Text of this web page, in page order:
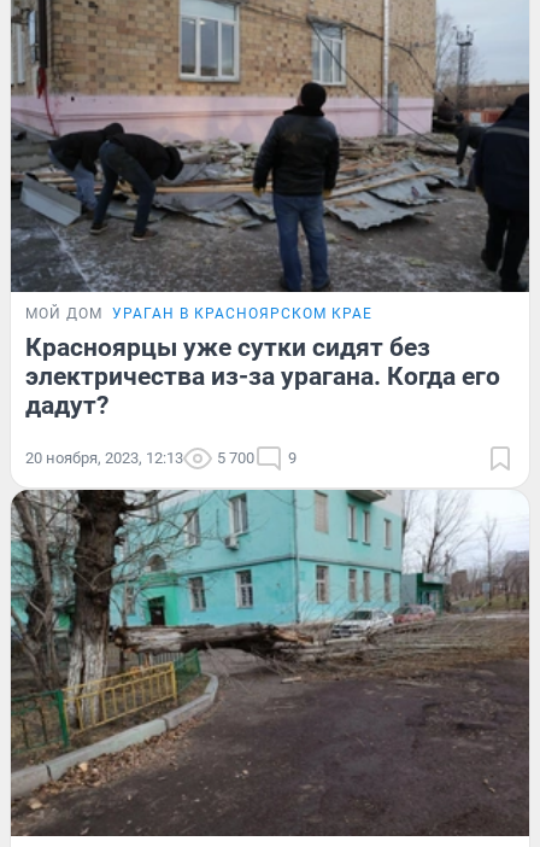
МОЙ ДОМ УРАГАН В КРАСНОЯРСКОМ КРАЕ
Красноярцы уже сутки сидят без
электричества из-за урагана. Когда его
дадут?
20 ноября, 2023, 12:13 5 700 9